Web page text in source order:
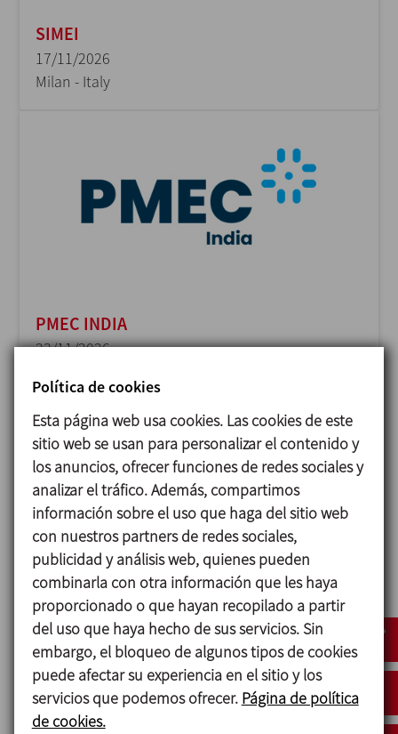
SIMEI
17/11/2026
Milan - Italy
PMEC INDIA
23/11/2026
ANUGA FOODTEC
23/02/2027
Cologne - Germany
Política de cookies
Esta página web usa cookies. Las cookies de este
sitio web se usan para personalizar el contenido y
los anuncios, ofrecer funciones de redes sociales y
analizar el tráfico. Además, compartimos
información sobre el uso que haga del sitio web
con nuestros partners de redes sociales,
publicidad y análisis web, quienes pueden
combinarla con otra información que les haya
proporcionado o que hayan recopilado a partir
del uso que haya hecho de sus servicios. Sin
embargo, el bloqueo de algunos tipos de cookies
puede afectar su experiencia en el sitio y los
servicios que podemos ofrecer. Página de política
de cookies.